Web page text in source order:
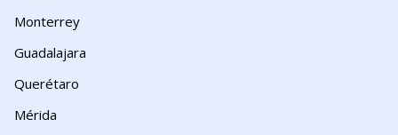
Monterrey
Guadalajara
Querétaro
Mérida